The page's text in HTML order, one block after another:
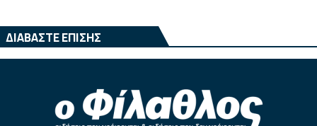
ΔΙΑΒΑΣΤΕ ΕΠΙΣΗΣ